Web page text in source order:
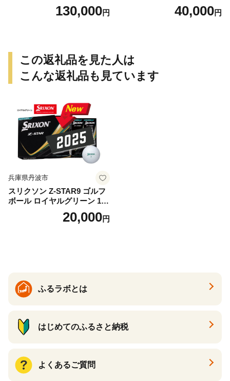
130,000円
トドア用品 レジャー キャン
プ バーベキュー BBQ 鉄板
40,000円
この返礼品を見た人は
こんな返礼品も見ています
兵庫県丹波市
スリクソン Z-STAR9 ゴルフ
ボール ロイヤルグリーン 1ダ
ース 12球 兵庫県丹波市 ふる
20,000円
ふるラボとは
はじめてのふるさと納税
よくあるご質問